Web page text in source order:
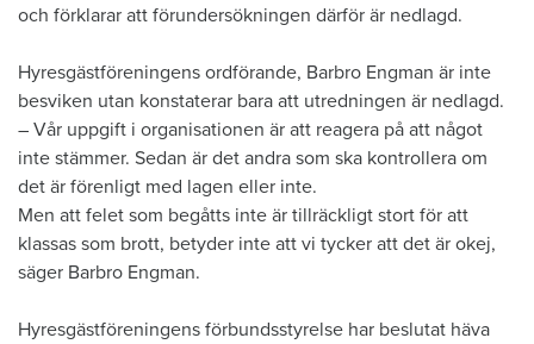
och förklarar att förundersökningen därför är nedlagd.
Hyresgästföreningens ordförande, Barbro Engman är inte
besviken utan konstaterar bara att utredningen är nedlagd.
– Vår uppgift i organisationen är att reagera på att något
inte stämmer. Sedan är det andra som ska kontrollera om
det är förenligt med lagen eller inte.
Men att felet som begåtts inte är tillräckligt stort för att
klassas som brott, betyder inte att vi tycker att det är okej,
säger Barbro Engman.
Hyresgästföreningens förbundsstyrelse har beslutat häva